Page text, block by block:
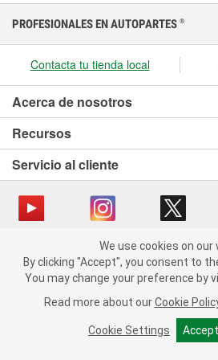
We use cookies on our website. By
to the use of All the
You may change your preference by
Read more about our Cookie
Cookie Settings Accept
PROFESIONALES EN AUTOPARTES ®
Contacta tu tienda local
Acerca de nosotros
Recursos
Servicio al cliente
Copyright © 2008-2026 O’Reilly Auto Parts v
catalog_main
Política de privacidad
Ley de transparencia
de California
We use cookies on our
By clicking "Accept", you consent to
You may change your preference by
Read more about our Cookie
Cookie Settings Accept